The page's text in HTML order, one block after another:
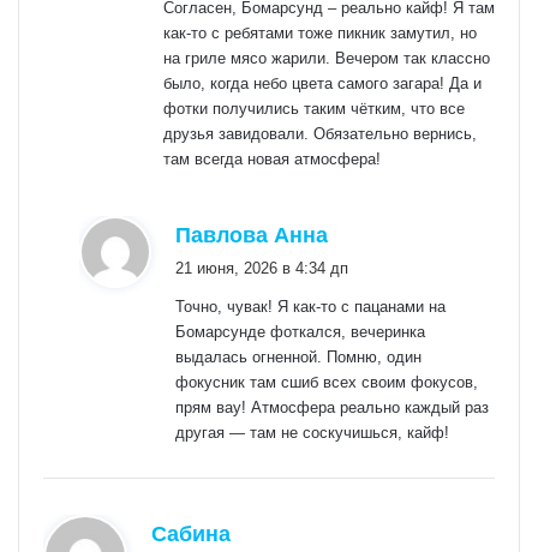
Согласен, Бомарсунд – реально кайф! Я там
как-то с ребятами тоже пикник замутил, но
на гриле мясо жарили. Вечером так классно
было, когда небо цвета самого загара! Да и
фотки получились таким чётким, что все
друзья завидовали. Обязательно вернись,
там всегда новая атмосфера!
Павлова Анна
21 июня, 2026 в 4:34 дп
Точно, чувак! Я как-то с пацанами на
Бомарсунде фоткался, вечеринка
выдалась огненной. Помню, один
фокусник там сшиб всех своим фокусов,
прям вау! Атмосфера реально каждый раз
другая — там не соскучишься, кайф!
Сабина